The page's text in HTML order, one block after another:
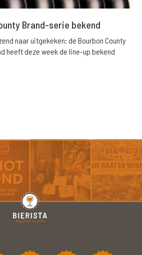
Brand-serie bekend
naar uitgekeken: de Bourbon County
heeft deze week de line-up bekend